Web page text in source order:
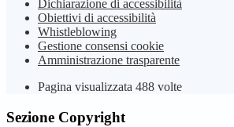
Dichiarazione di accessibilità
Obiettivi di accessibilità
Whistleblowing
Gestione consensi cookie
Amministrazione trasparente
Pagina visualizzata 488 volte
Sezione Copyright